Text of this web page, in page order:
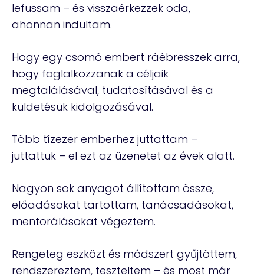
lefussam – és visszaérkezzek oda,
ahonnan indultam.
Hogy egy csomó embert ráébresszek arra,
hogy foglalkozzanak a céljaik
megtalálásával, tudatosításával és a
küldetésük kidolgozásával.
Több tízezer emberhez juttattam –
juttattuk – el ezt az üzenetet az évek alatt.
Nagyon sok anyagot állítottam össze,
előadásokat tartottam, tanácsadásokat,
mentorálásokat végeztem.
Rengeteg eszközt és módszert gyűjtöttem,
rendszereztem, teszteltem – és most már